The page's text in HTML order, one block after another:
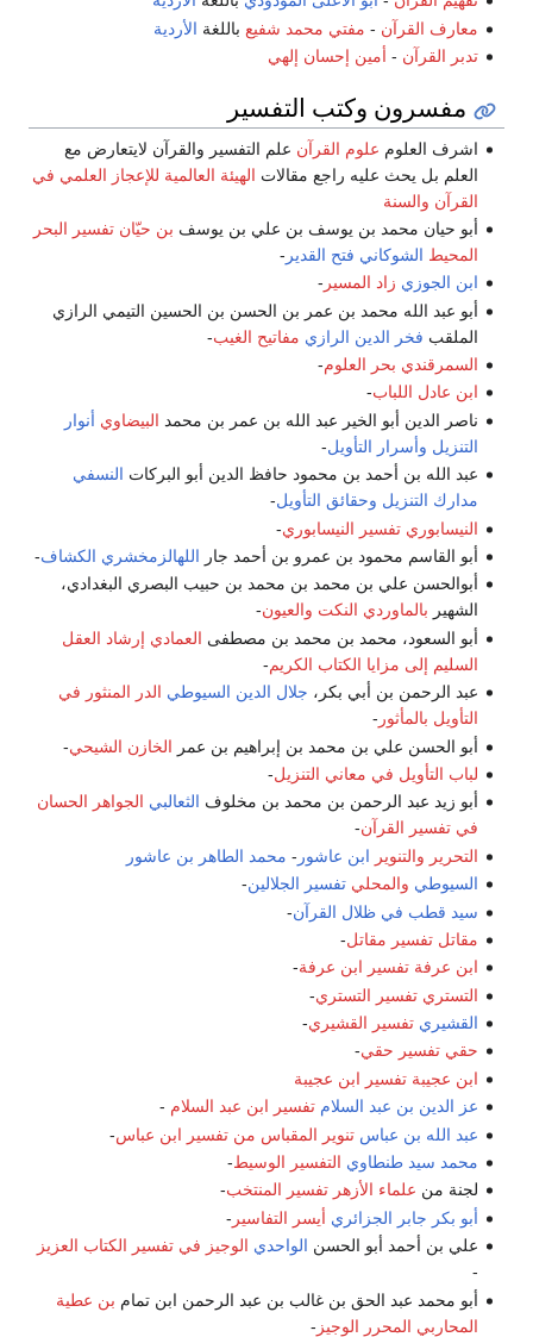
معارف القرآن - مفتي محمد شفيع باللغة الأردية
تدبر القرآن - أمين إحسان إلهي
مفسرون وكتب التفسير
اشرف العلوم علوم القرآن علم التفسير والقرآن لايتعارض مع
العلم بل يحث عليه راجع مقالات الهيئة العالمية للإعجاز العلمي في
القرآن والسنة
أبو حيان محمد بن يوسف بن علي بن يوسف بن حيّان تفسير البحر
المحيط الشوكاني فتح القدير -
ابن الجوزي زاد المسير -
أبو عبد الله محمد بن عمر بن الحسن بن الحسين التيمي الرازي
الملقب فخر الدين الرازي مفاتيح الغيب-
السمرقندي بحر العلوم-
ابن عادل اللباب-
ناصر الدين أبو الخير عبد الله بن عمر بن محمد البيضاوي أنوار
التنزيل وأسرار التأويل-
عبد الله بن أحمد بن محمود حافظ الدين أبو البركات النسفي
مدارك التنزيل وحقائق التأويل-
النيسابوري تفسير النيسابوري-
أبو القاسم محمود بن عمرو بن أحمد جار اللهالزمخشري الكشاف-
أبوالحسن علي بن محمد بن محمد بن حبيب البصري البغدادي،
الشهير بالماوردي النكت والعيون-
أبو السعود، محمد بن محمد بن مصطفى العمادي إرشاد العقل
السليم إلى مزايا الكتاب الكريم-
عبد الرحمن بن أبي بكر، جلال الدين السيوطي الدر المنثور في
التأويل بالمأثور -
أبو الحسن علي بن محمد بن إبراهيم بن عمر الخازن الشيحي-
لباب التأويل في معاني التنزيل-
أبو زيد عبد الرحمن بن محمد بن مخلوف الثعالبي الجواهر الحسان
في تفسير القرآن-
التحرير والتنوير ابن عاشور - محمد الطاهر بن عاشور
السيوطي والمحلي تفسير الجلالين-
سيد قطب في ظلال القرآن-
مقاتل تفسير مقاتل-
ابن عرفة تفسير ابن عرفة-
التستري تفسير التستري-
القشيري تفسير القشيري-
حقي تفسير حقي-
ابن عجيبة تفسير ابن عجيبة
عز الدين بن عبد السلام تفسير ابن عبد السلام -
عبد الله بن عباس تنوير المقباس من تفسير ابن عباس-
محمد سيد طنطاوي التفسير الوسيط-
لجنة من علماء الأزهر تفسير المنتخب-
أبو بكر جابر الجزائري أيسر التفاسير -
علي بن أحمد أبو الحسن الواحدي الوجيز في تفسير الكتاب العزيز
-
أبو محمد عبد الحق بن غالب بن عبد الرحمن ابن تمام بن عطية
المحاربي المحرر الوجيز -